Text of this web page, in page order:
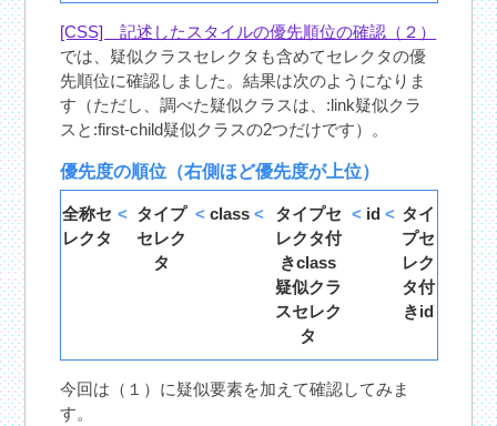
[CSS] 記述したスタイルの優先順位の確認（２）
では、疑似クラスセレクタも含めてセレクタの優
先順位に確認しました。結果は次のようになりま
す（ただし、調べた疑似クラスは、:link疑似クラ
スと:first-child疑似クラスの2つだけです）。
優先度の順位（右側ほど優先度が上位）
全称セ
レクタ
< タイプ
セレク
タ
<class <
タイプセ
レクタ付
きclass
疑似クラ
スセレク
タ
< id < タイ
プセ
レク
タ付
きid
今回は（１）に疑似要素を加えて確認してみま
す。